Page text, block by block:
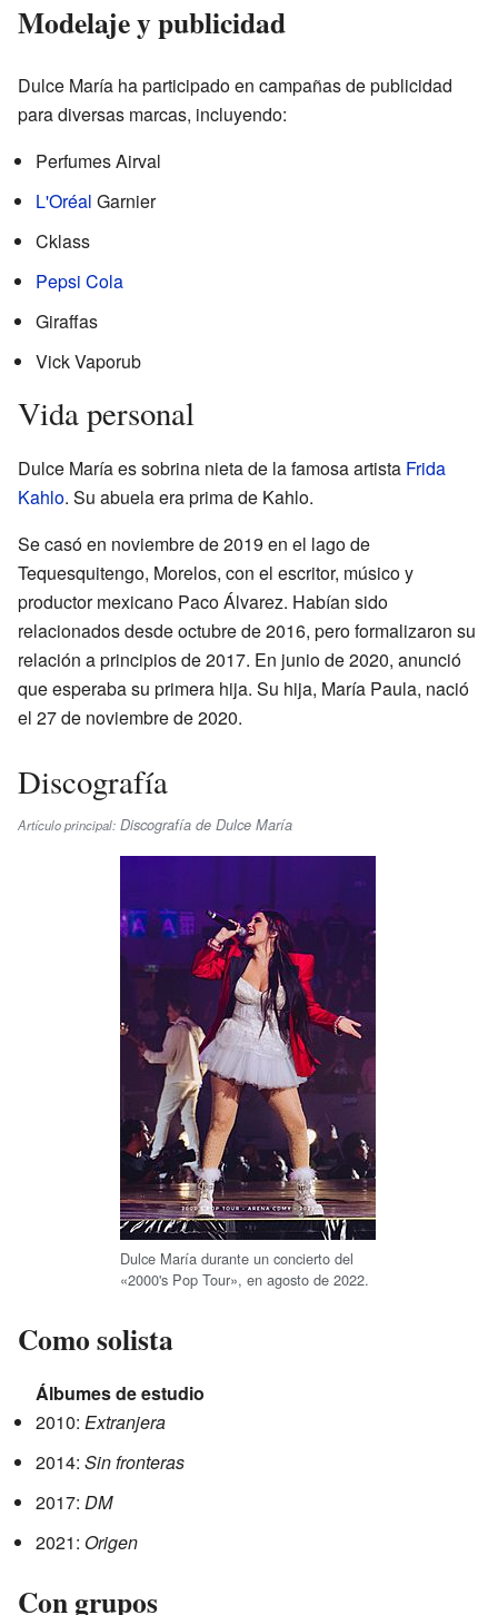
Modelaje y publicidad
Dulce María ha participado en campañas de publicidad
para diversas marcas, incluyendo:
Perfumes Airval
L'Oréal Garnier
Cklass
Pepsi Cola
Giraffas
Vick Vaporub
Vida personal
Dulce María es sobrina nieta de la famosa artista Frida
Kahlo. Su abuela era prima de Kahlo.
Se casó en noviembre de 2019 en el lago de
Tequesquitengo, Morelos, con el escritor, músico y
productor mexicano Paco Álvarez. Habían sido
relacionados desde octubre de 2016, pero formalizaron su
relación a principios de 2017. En junio de 2020, anunció
que esperaba su primera hija. Su hija, María Paula, nació
el 27 de noviembre de 2020.
Discografía
Artículo principal: Discografía de Dulce María
Dulce María durante un concierto del
«2000's Pop Tour», en agosto de 2022.
Como solista
Álbumes de estudio
2010: Extranjera
2014: Sin fronteras
2017: DM
2021: Origen
Con grupos